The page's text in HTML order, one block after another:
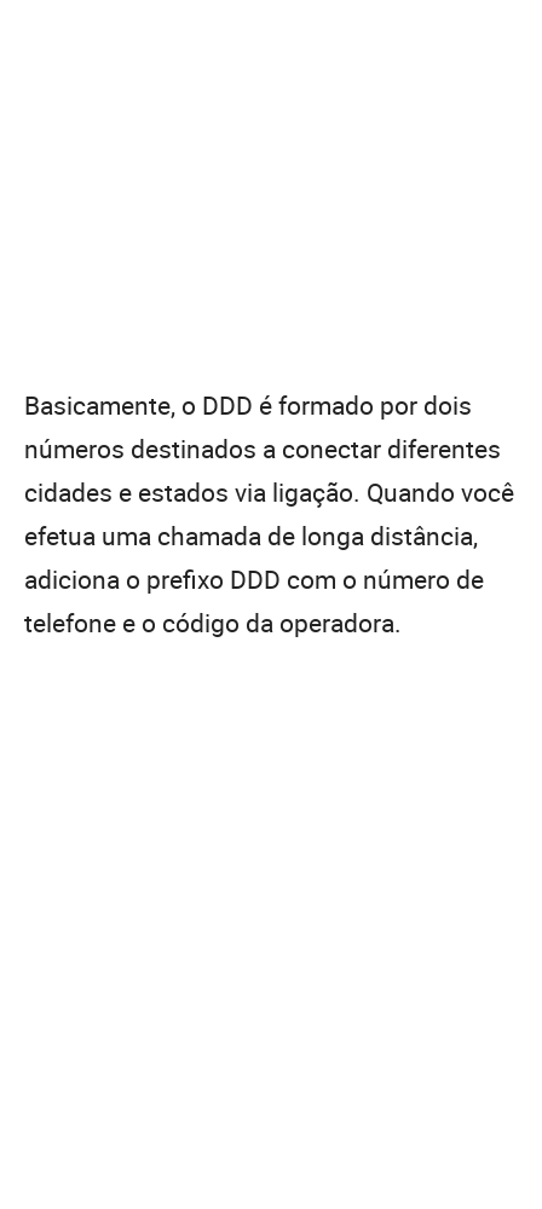
Basicamente, o DDD é formado por dois
números destinados a conectar diferentes
cidades e estados via ligação. Quando você
efetua uma chamada de longa distância,
adiciona o prefixo DDD com o número de
telefone e o código da operadora.